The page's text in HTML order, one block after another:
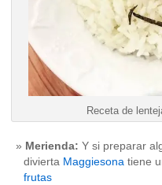
Receta de
Merienda: Y si preparar
divierta Maggiesona tiene
frutas